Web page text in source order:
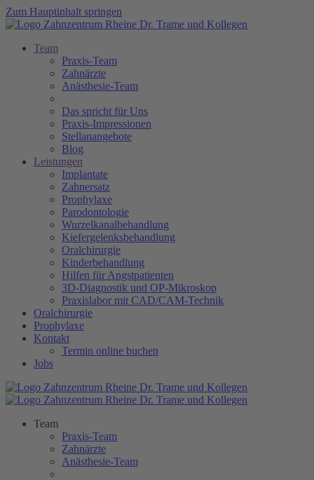
Zum Hauptinhalt springen
Team
Praxis-Team
Zahnärzte
Anästhesie-Team
Das spricht für Uns
Praxis-Impressionen
Stellanangebote
Blog
Leistungen
Implantate
Zahnersatz
Prophylaxe
Parodontologie
Wurzelkanalbehandlung
Kiefergelenksbehandlung
Oralchirurgie
Kinderbehandlung
Hilfen für Angstpatienten
3D-Diagnostik und OP-Mikroskop
Praxislabor mit CAD/CAM-Technik
Oralchirurgie
Prophylaxe
Kontakt
Termin online buchen
Jobs
Team
Praxis-Team
Zahnärzte
Anästhesie-Team